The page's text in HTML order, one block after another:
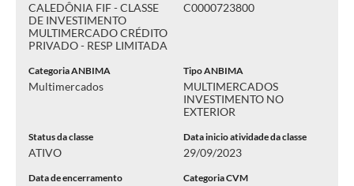
CALEDÔNIA FIF - CLASSE
DE INVESTIMENTO
MULTIMERCADO CRÉDITO
PRIVADO - RESP LIMITADA
C0000723800
Categoria ANBIMA
Multimercados
Tipo ANBIMA
MULTIMERCADOS
INVESTIMENTO NO
EXTERIOR
Status da classe
ATIVO
Data inicio atividade da classe
29/09/2023
Data de encerramento Categoria CVM